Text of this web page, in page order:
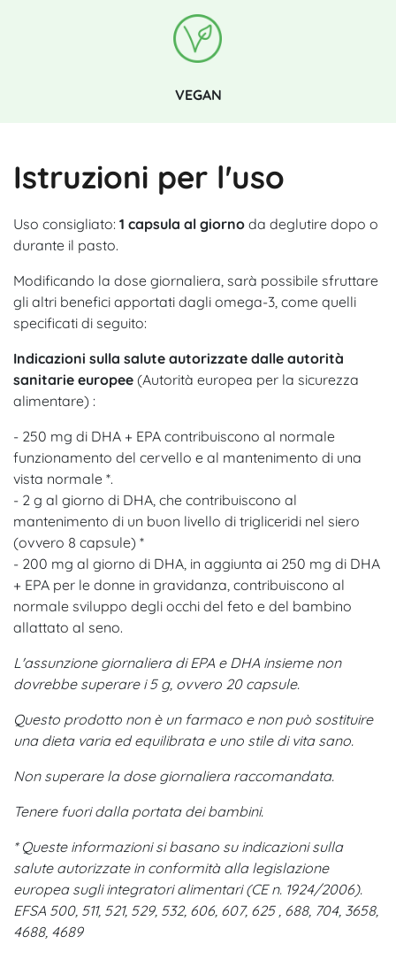
VEGAN
Istruzioni per l'uso
Uso consigliato: 1 capsula al giorno da deglutire dopo o
durante il pasto.
Modificando la dose giornaliera, sarà possibile sfruttare
gli altri benefici apportati dagli omega-3, come quelli
specificati di seguito:
Indicazioni sulla salute autorizzate dalle autorità
sanitarie europee (Autorità europea per la sicurezza
alimentare) :
- 250 mg di DHA + EPA contribuiscono al normale
funzionamento del cervello e al mantenimento di una
vista normale *.
- 2 g al giorno di DHA, che contribuiscono al
mantenimento di un buon livello di trigliceridi nel siero
(ovvero 8 capsule) *
- 200 mg al giorno di DHA, in aggiunta ai 250 mg di DHA
+ EPA per le donne in gravidanza, contribuiscono al
normale sviluppo degli occhi del feto e del bambino
allattato al seno.
L'assunzione giornaliera di EPA e DHA insieme non
dovrebbe superare i 5 g, ovvero 20 capsule.
Questo prodotto non è un farmaco e non può sostituire
una dieta varia ed equilibrata e uno stile di vita sano.
Non superare la dose giornaliera raccomandata.
Tenere fuori dalla portata dei bambini.
* Queste informazioni si basano su indicazioni sulla
salute autorizzate in conformità alla legislazione
europea sugli integratori alimentari (CE n. 1924/2006).
EFSA 500, 511, 521, 529, 532, 606, 607, 625 , 688, 704, 3658,
4688, 4689